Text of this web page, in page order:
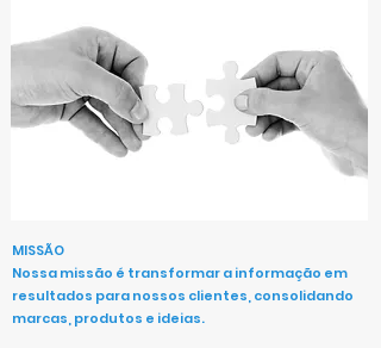
MISSÃO
Nossa missão é transformar a informação em
resultados para nossos clientes, consolidando
marcas, produtos e ideias.